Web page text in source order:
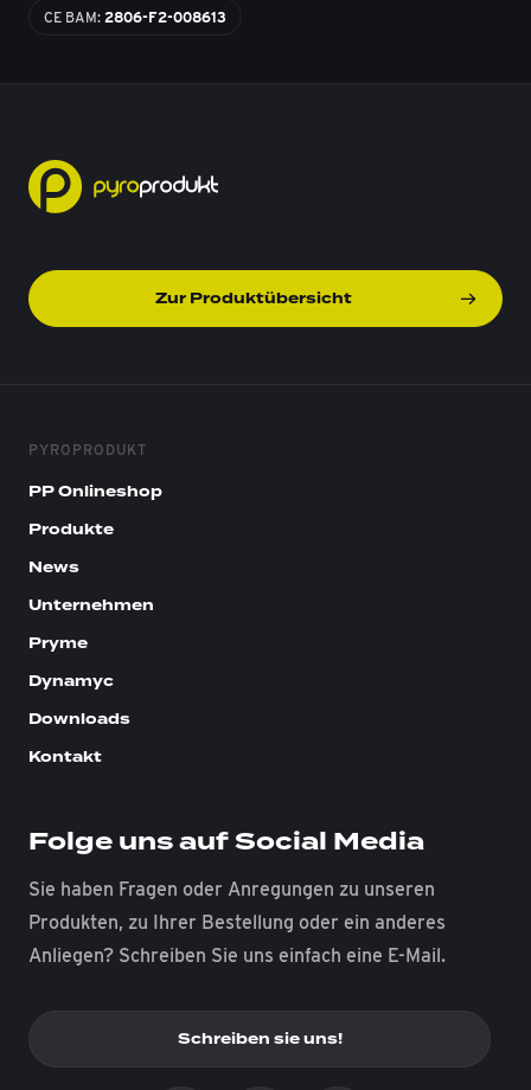
CE BAM: 2806-F2-008613
Zur Produktübersicht
PYROPRODUKT
PP Onlineshop
Produkte
News
Unternehmen
Pryme
Dynamyc
Downloads
Kontakt
Folge uns auf Social Media
Sie haben Fragen oder Anregungen zu unseren
Produkten, zu Ihrer Bestellung oder ein anderes
Anliegen? Schreiben Sie uns einfach eine E-Mail.
Schreiben sie uns!